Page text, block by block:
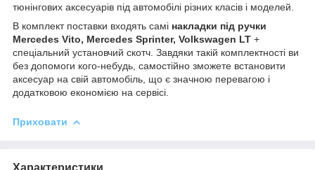
тюнінгових аксесуарів під автомобілі різних класів і моделей.
В комплект поставки входять самі накладки під ручки
Mercedes Vito, Mercedes Sprinter, Volkswagen LT +
спеціальний установчий скотч. Завдяки такій комплектності ви
без допомоги кого-небудь, самостійно зможете встановити
аксесуар на свій автомобіль, що є значною перевагою і
додатковою економією на сервісі.
Приховати
Характеристики